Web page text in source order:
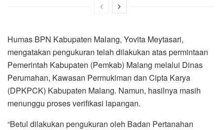
Humas BPN Kabupaten Malang, Yovita Meytasari,
mengatakan pengukuran telah dilakukan atas permintaan
Pemerintah Kabupaten (Pemkab) Malang melalui Dinas
Perumahan, Kawasan Permukiman dan Cipta Karya
(DPKPCK) Kabupaten Malang. Namun, hasilnya masih
menunggu proses verifikasi lapangan.
“Betul dilakukan pengukuran oleh Badan Pertanahan